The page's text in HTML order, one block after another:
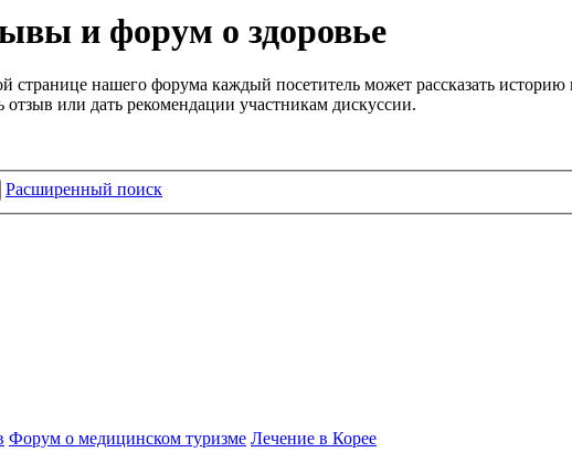
и форум о здоровье
странице нашего форума каждый посетитель может рассказать историю
отзыв или дать рекомендации участникам дискуссии.
Расширенный поиск
Форум о медицинском туризме Лечение в Корее